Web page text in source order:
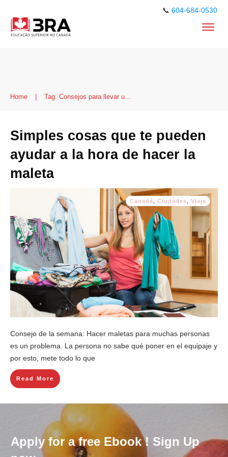
📞 604-684-0530
Home |
Simples cosas que te pueden
ayudar a la hora de hacer la
maleta
Canadá Ciudades Viaje
Consejo de la semana: Hacer maletas para muchas personas
es un problema. La persona no sabe qué poner en el equipaje y
por esto, mete todo lo que
Read More
Apply for a free Ebook ! Sign Up